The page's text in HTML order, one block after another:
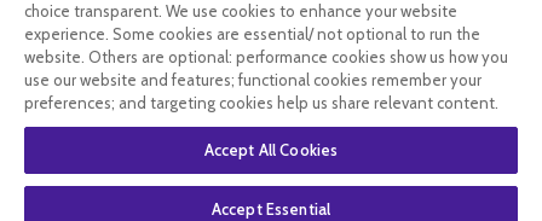
Qui Sommes nous ?
Parrainage
Blog & Conseils
Select Language
choice transparent. We use cookies to enhance your website
experience. Some cookies are essential/ not optional to run the
website. Others are optional: performance cookies show us how you
use our website and features; functional cookies remember your
preferences; and targeting cookies help us share relevant content.
Accept All Cookies
Accept Essential